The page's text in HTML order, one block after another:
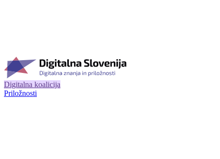
Digitalna koalicija
Priložnosti